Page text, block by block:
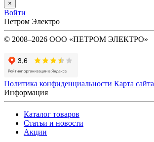
×
Войти
Петром Электро
© 2008–2026 ООО «ПЕТРОМ ЭЛЕКТРО»
Политика конфиденциальности Карта сайта
Информация
Каталог товаров
Статьи и новости
Акции